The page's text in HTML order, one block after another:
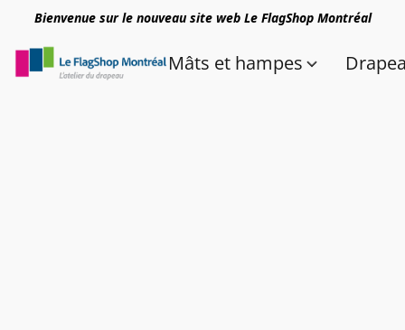
Bienvenue sur le nouveau site web Le FlagShop Montréal
Mâts et hampes